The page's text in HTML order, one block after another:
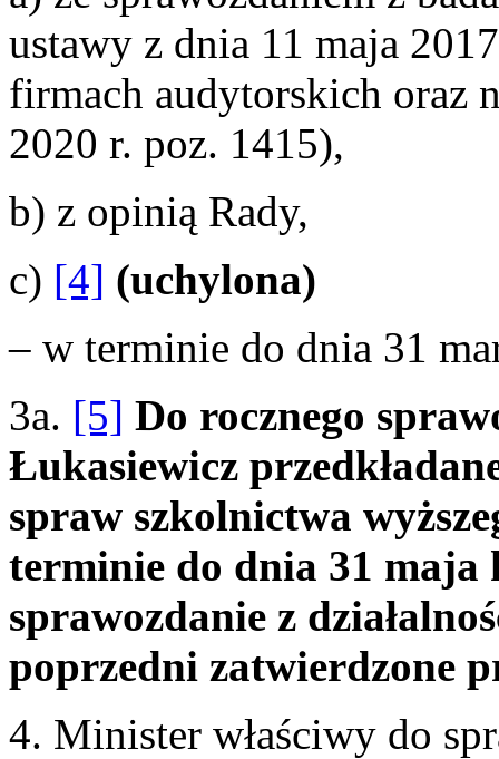
ustawy z dnia 11 maja
firmach audytorskich oraz
2020 r. poz. 1415),
b) z opinią Rady,
c) [4] (uchylona)
– w terminie do dnia 31
3a. [5] Do rocznego
Łukasiewicz
spraw szkolnictwa
terminie do dnia 31 maja
sprawozdanie z
poprzedni zatwierdzone
4. Minister właściwy do